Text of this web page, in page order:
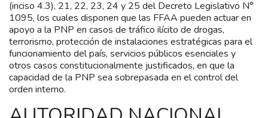
(inciso 4.3), 21, 22, 23, 24 y 25 del Decreto Legislativo N°
1095, los cuales disponen que las FFAA pueden actuar en
apoyo a la PNP en casos de tráfico ilícito de drogas,
terrorismo, protección de instalaciones estratégicas para el
funcionamiento del país, servicios públicos esenciales y
otros casos constitucionalmente justificados, en que la
capacidad de la PNP sea sobrepasada en el control del
orden interno.